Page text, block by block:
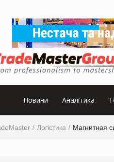
Новини Аналітика
Логістика Магнитная